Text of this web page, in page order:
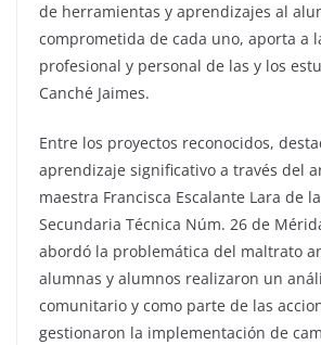
de herramientas y aprendizajes al
comprometida de cada uno, aporta a
profesional y personal de las y los
Canché Jaimes.
Entre los proyectos reconocidos,
aprendizaje significativo a través del
maestra Francisca Escalante Lara de
Secundaria Técnica Núm. 26 de
abordó la problemática del maltrato
alumnas y alumnos realizaron un
comunitario y como parte de las
gestionaron la implementación de